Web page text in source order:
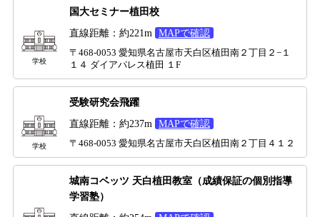
学校
国大セミナー植田校
直線距離：約221m MAPで確認
〒468-0053 愛知県名古屋市天白区植田南２丁目２−１
１４ ダイアパレス植田 １F
学校
受験研究会飛躍
直線距離：約237m MAPで確認
〒468-0053 愛知県名古屋市天白区植田南２丁目４１２
城南コベッツ 天白植田教室（成績保証の個別指導
学習塾）